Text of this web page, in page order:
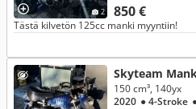
2 850 €
Tästä kilvetön 125cc manki myyntiin!
Skyteam
150 cm³, 140yx
2020 ● 4-Stroke